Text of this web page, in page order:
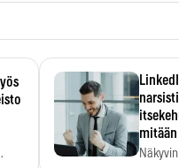
mitään